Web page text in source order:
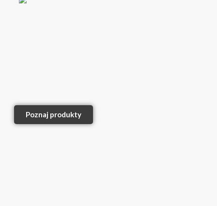
Poznaj produkty